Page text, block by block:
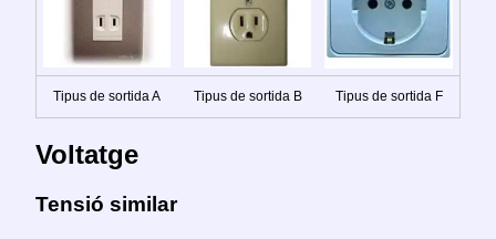
Tipus de sortida A Tipus de sortida B Tipus de sortida F
Voltatge
Tensió similar